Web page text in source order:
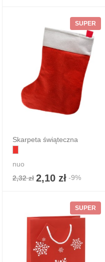
SUPER
Skarpeta świąteczna
nuo
2,32 zł 2,10 zł -9%
SUPER